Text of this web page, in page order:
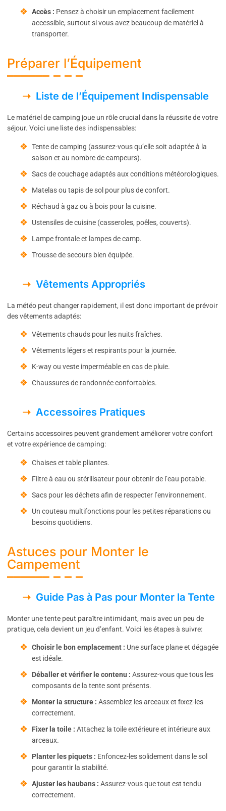
Accès : Pensez à choisir un emplacement facilement
accessible, surtout si vous avez beaucoup de matériel à
transporter.
Préparer l’Équipement
Liste de l’Équipement Indispensable
Le matériel de camping joue un rôle crucial dans la réussite de votre
séjour. Voici une liste des indispensables:
Tente de camping (assurez-vous qu’elle soit adaptée à la
saison et au nombre de campeurs).
Sacs de couchage adaptés aux conditions météorologiques.
Matelas ou tapis de sol pour plus de confort.
Réchaud à gaz ou à bois pour la cuisine.
Ustensiles de cuisine (casseroles, poêles, couverts).
Lampe frontale et lampes de camp.
Trousse de secours bien équipée.
Vêtements Appropriés
La météo peut changer rapidement, il est donc important de prévoir
des vêtements adaptés:
Vêtements chauds pour les nuits fraîches.
Vêtements légers et respirants pour la journée.
K-way ou veste imperméable en cas de pluie.
Chaussures de randonnée confortables.
Accessoires Pratiques
Certains accessoires peuvent grandement améliorer votre confort
et votre expérience de camping:
Chaises et table pliantes.
Filtre à eau ou stérilisateur pour obtenir de l’eau potable.
Sacs pour les déchets afin de respecter l’environnement.
Un couteau multifonctions pour les petites réparations ou
besoins quotidiens.
Astuces pour Monter le
Campement
Guide Pas à Pas pour Monter la Tente
Monter une tente peut paraître intimidant, mais avec un peu de
pratique, cela devient un jeu d’enfant. Voici les étapes à suivre:
Choisir le bon emplacement : Une surface plane et dégagée
est idéale.
Déballer et vérifier le contenu : Assurez-vous que tous les
composants de la tente sont présents.
Monter la structure : Assemblez les arceaux et fixez-les
correctement.
Fixer la toile : Attachez la toile extérieure et intérieure aux
arceaux.
Planter les piquets : Enfoncez-les solidement dans le sol
pour garantir la stabilité.
Ajuster les haubans : Assurez-vous que tout est tendu
correctement.